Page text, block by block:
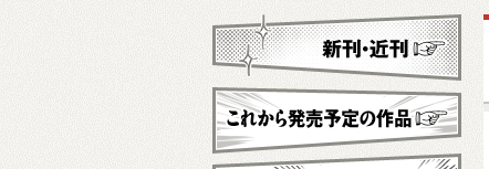
新刊・近刊
これから発売予定